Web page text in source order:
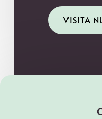
VISITA